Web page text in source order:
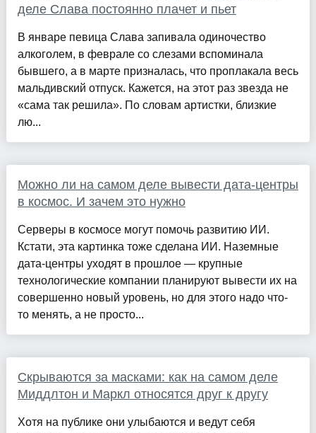
деле Слава постоянно плачет и пьет
В январе певица Слава запивала одиночество
алкоголем, в феврале со слезами вспоминала
бывшего, а в марте призналась, что проплакала весь
мальдивский отпуск. Кажется, на этот раз звезда не
«сама так решила». По словам артистки, близкие
лю...
Можно ли на самом деле вывести дата-центры
в космос. И зачем это нужно
Серверы в космосе могут помочь развитию ИИ.
Кстати, эта картинка тоже сделана ИИ. Наземные
дата-центры уходят в прошлое — крупные
технологические компании планируют вывести их на
совершенно новый уровень, но для этого надо что-
то менять, а не просто...
Скрываются за масками: как на самом деле
Миддлтон и Маркл относятся друг к другу
Хотя на публике они улыбаются и ведут себя